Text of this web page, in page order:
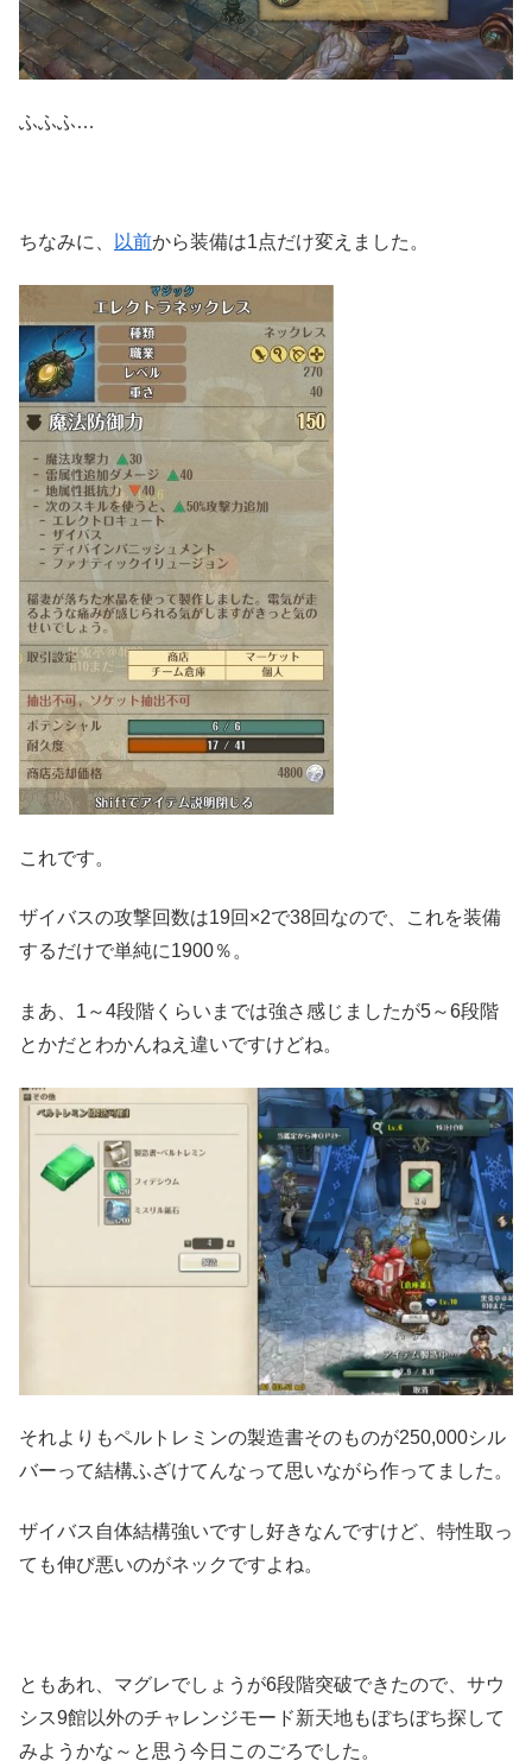
ふふふ…
ちなみに、 以前から装備は1点だけ変えました。
これです。
ザイバスの攻撃回数は19回×2で38回なので、これを装備
するだけで単純に1900％。
まあ、1～4段階くらいまでは強さ感じましたが5～6段階
とかだとわかんねえ違いですけどね。
それよりもペルトレミンの製造書そのものが250,000シル
バーって結構ふざけてんなって思いながら作ってました。
ザイバス自体結構強いですし好きなんですけど、特性取っ
ても伸び悪いのがネックですよね。
ともあれ、マグレでしょうが6段階突破できたので、サウ
シス9館以外のチャレンジモード新天地もぼちぼち探して
みようかな～と思う今日このごろでした。